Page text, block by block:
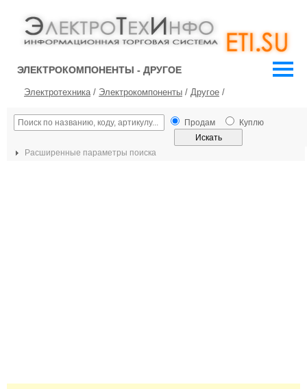
ЭЛЕКТРОКОМПОНЕНТЫ - ДРУГОЕ
Электротехника/ Электрокомпоненты / Другое /
Продам Куплю
Расширенные параметры поиска